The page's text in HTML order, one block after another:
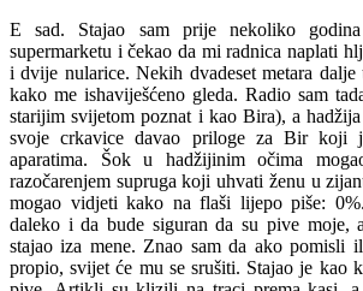
E sad. Stajao sam prije nekoliko
supermarketu i čekao da mi radnica naplati
i dvije nularice. Nekih dvadeset metara dalje
kako me ishaviješćeno gleda. Radio sam
starijim svijetom poznat i kao Bira), a
svoje crkavice davao priloge za Bir koji
aparatima. Šok u hadžijinim očima
razočarenjem supruga koji uhvati ženu u
mogao vidjeti kako na flaši lijepo piše:
daleko i da bude siguran da su pive moje,
stajao iza mene. Znao sam da ako pomisli
propio, svijet će mu se srušiti. Stajao je kao